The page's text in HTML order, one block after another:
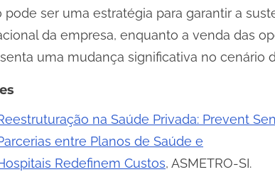
pode ser uma estratégia para garantir a
da empresa, enquanto a venda das
uma mudança significativa no cenário
na Saúde Privada: Prevent
entre Planos de Saúde e
Redefinem Custos, ASMETRO-SI.